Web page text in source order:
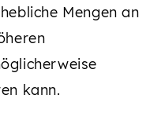
Mengen an
kann.